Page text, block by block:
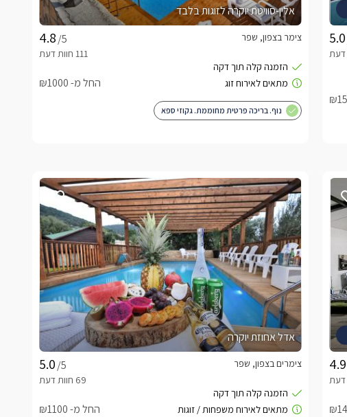
אלין-סוויטת יוקרה לזוגות בלבד
/5
צימר בצפון, שפר
החל מ- ₪1000
נוף. בריכה פרטית מחוממת. גקוזי ספא
אדל אחוזת יוקרה
/5
צימרים בצפון, שפר
החל מ- ₪1100